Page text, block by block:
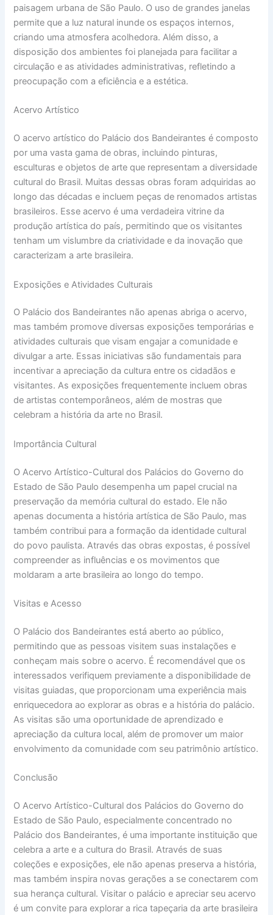
paisagem urbana de São Paulo. O uso de grandes janelas
permite que a luz natural inunde os espaços internos,
criando uma atmosfera acolhedora. Além disso, a
disposição dos ambientes foi planejada para facilitar a
circulação e as atividades administrativas, refletindo a
preocupação com a eficiência e a estética.
Acervo Artístico
O acervo artístico do Palácio dos Bandeirantes é composto
por uma vasta gama de obras, incluindo pinturas,
esculturas e objetos de arte que representam a diversidade
cultural do Brasil. Muitas dessas obras foram adquiridas ao
longo das décadas e incluem peças de renomados artistas
brasileiros. Esse acervo é uma verdadeira vitrine da
produção artística do país, permitindo que os visitantes
tenham um vislumbre da criatividade e da inovação que
caracterizam a arte brasileira.
Exposições e Atividades Culturais
O Palácio dos Bandeirantes não apenas abriga o acervo,
mas também promove diversas exposições temporárias e
atividades culturais que visam engajar a comunidade e
divulgar a arte. Essas iniciativas são fundamentais para
incentivar a apreciação da cultura entre os cidadãos e
visitantes. As exposições frequentemente incluem obras
de artistas contemporâneos, além de mostras que
celebram a história da arte no Brasil.
Importância Cultural
O Acervo Artístico-Cultural dos Palácios do Governo do
Estado de São Paulo desempenha um papel crucial na
preservação da memória cultural do estado. Ele não
apenas documenta a história artística de São Paulo, mas
também contribui para a formação da identidade cultural
do povo paulista. Através das obras expostas, é possível
compreender as influências e os movimentos que
moldaram a arte brasileira ao longo do tempo.
Visitas e Acesso
O Palácio dos Bandeirantes está aberto ao público,
permitindo que as pessoas visitem suas instalações e
conheçam mais sobre o acervo. É recomendável que os
interessados verifiquem previamente a disponibilidade de
visitas guiadas, que proporcionam uma experiência mais
enriquecedora ao explorar as obras e a história do palácio.
As visitas são uma oportunidade de aprendizado e
apreciação da cultura local, além de promover um maior
envolvimento da comunidade com seu patrimônio artístico.
Conclusão
O Acervo Artístico-Cultural dos Palácios do Governo do
Estado de São Paulo, especialmente concentrado no
Palácio dos Bandeirantes, é uma importante instituição que
celebra a arte e a cultura do Brasil. Através de suas
coleções e exposições, ele não apenas preserva a história,
mas também inspira novas gerações a se conectarem com
sua herança cultural. Visitar o palácio e apreciar seu acervo
é um convite para explorar a rica tapeçaria da arte brasileira